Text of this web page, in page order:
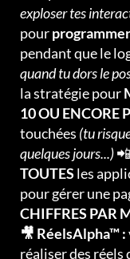
exploser tes
pour
pendant que le
quand tu dors le
la stratégie pour
10 OU ENCORE
touchées (tu
quelques jours...)📲
TOUTES les
pour gérer une
CHIFFRES PAR
🎥 RéelsAlpha™ :
réaliser des réels